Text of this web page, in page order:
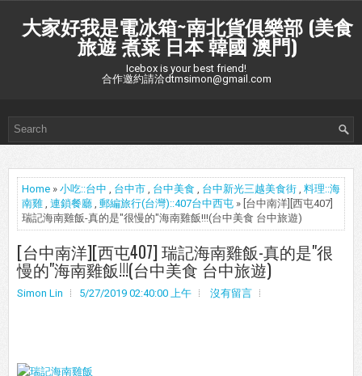
大家好我是電冰箱~南北貨俱樂部 (美食
旅遊 煮菜 日本 韓國 澳門)
Icebox is your best friend!
合作邀約請洽dtmsimon@gmail.com
Home » 小吃::台中 , 台中市 , 台中美食 , 台中新光三越美食街 , 料理::海
南雞 , 連鎖餐廳 , 郵編旅行(台灣)::407台中西屯 » [台中南洋][西屯407]
瑞記海南雞飯-真的是"很慢的"海南雞飯!!!(台中美食 台中旅遊)
[台中南洋][西屯407] 瑞記海南雞飯-真的是"很
慢的"海南雞飯!!!(台中美食 台中旅遊)
Simon Lin 5/27/2019 02:40:00 上午 沒有留言